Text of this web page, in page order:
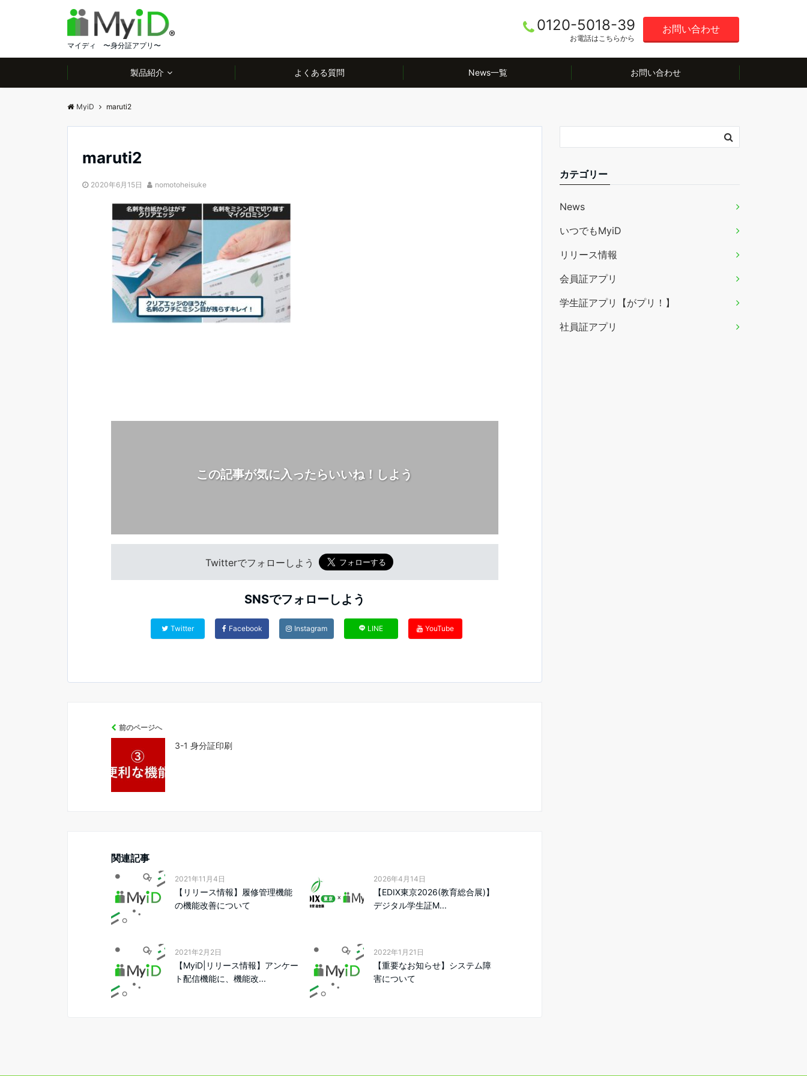
マイディ 〜身分証アプリ〜
0120-5018-39
お電話はこちらから
お問い合わせ
製品紹介 よくある質問 News一覧 お問い合わせ
MyiD maruti2
maruti2
2020年6月15日 nomotoheisuke
この記事が気に入ったらいいね！しよう
Twitterでフォローしよう
SNSでフォローしよう
Twitter Facebook Instagram LINE YouTube
前のページへ
3-1 身分証印刷
関連記事
2021年11月4日
【リリース情報】履修管理機能
の機能改善について
2026年4月14日
【EDIX東京2026(教育総合展)】
デジタル学生証M...
2021年2月2日
【MyiD|リリース情報】アンケー
ト配信機能に、機能改...
2022年1月21日
【重要なお知らせ】システム障
害について
カテゴリー
News
いつでもMyiD
リリース情報
会員証アプリ
学生証アプリ【がプリ！】
社員証アプリ